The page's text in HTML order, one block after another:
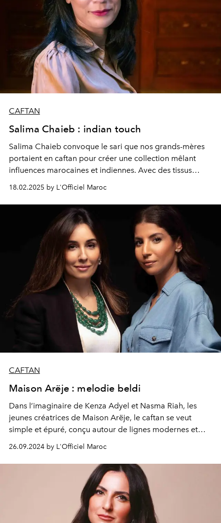
CAFTAN
Salima Chaieb : indian touch
Salima Chaieb convoque le sari que nos grands-mères
portaient en caftan pour créer une collection mêlant
influences marocaines et indiennes. Avec des tissus
chatoyants, des motifs délicats et de riches broderies,
elle revisite l’élégance des années 70 et 80, marquée par
les échanges avec l’Inde. Le tout est sublimé par des
coupes minimalistes et structurées, offrant un équilibre
parfait entre raffinement et nostalgie. Une collection
tirée de l'Intégrale Caftan.
18.02.2025 by L'Officiel Maroc
CAFTAN
Maison Arëje : melodie beldi
Dans l’imaginaire de Kenza Adyel et Nasma Riah, les
jeunes créatrices de Maison Arëje, le caftan se veut
simple et épuré, conçu autour de lignes modernes et
d’un travail minutieux. Au cœur de cette collection, tirée
de l'Intégrale Caftan, elles nous transportent dans un
univers mêlant romantisme et sophistication où les
formes contemporaines et le travail de maâlem se
marient harmonieusement, créant une douce mélodie
26.09.2024 by L'Officiel Maroc